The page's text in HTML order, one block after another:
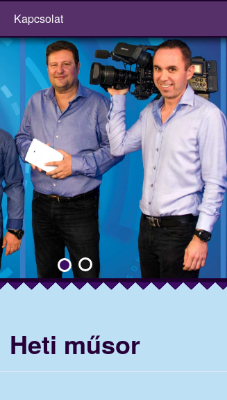
Kapcsolat
Heti műsor